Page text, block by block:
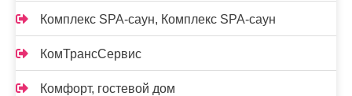
Комплекс SPA-саун, Комплекс SPA-саун
КомТрансСервис
Комфорт, гостевой дом